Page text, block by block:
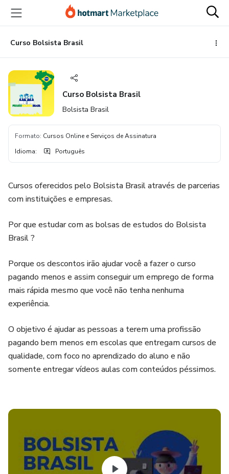
para
conteúdo
principal
para
pagamento
para
rodapé
Curso Bolsista Brasil
Curso Bolsista Brasil
Bolsista Brasil
Formato: Cursos Online e Serviços de Assinatura
Idioma: Português
Cursos oferecidos pelo Bolsista Brasil através de parcerias
com instituições e empresas.
Por que estudar com as bolsas de estudos do Bolsista
Brasil ?
Porque os descontos irão ajudar você a fazer o curso
pagando menos e assim conseguir um emprego de forma
mais rápida mesmo que você não tenha nenhuma
experiência.
O objetivo é ajudar as pessoas a terem uma profissão
pagando bem menos em escolas que entregam cursos de
qualidade, com foco no aprendizado do aluno e não
somente entregar vídeos aulas com conteúdos péssimos.